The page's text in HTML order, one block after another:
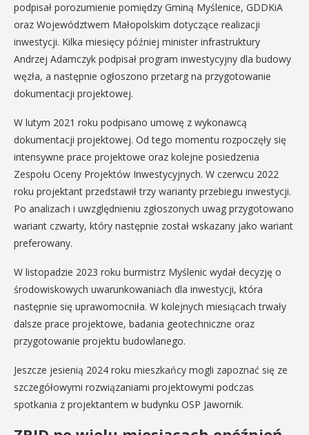
podpisał porozumienie pomiędzy Gminą Myślenice, GDDKiA
oraz Województwem Małopolskim dotyczące realizacji
inwestycji. Kilka miesięcy później minister infrastruktury
Andrzej Adamczyk podpisał program inwestycyjny dla budowy
węzła, a następnie ogłoszono przetarg na przygotowanie
dokumentacji projektowej.
W lutym 2021 roku podpisano umowę z wykonawcą
dokumentacji projektowej. Od tego momentu rozpoczęły się
intensywne prace projektowe oraz kolejne posiedzenia
Zespołu Oceny Projektów Inwestycyjnych. W czerwcu 2022
roku projektant przedstawił trzy warianty przebiegu inwestycji.
Po analizach i uwzględnieniu zgłoszonych uwag przygotowano
wariant czwarty, który następnie został wskazany jako wariant
preferowany.
W listopadzie 2023 roku burmistrz Myślenic wydał decyzję o
środowiskowych uwarunkowaniach dla inwestycji, która
następnie się uprawomocniła. W kolejnych miesiącach trwały
dalsze prace projektowe, badania geotechniczne oraz
przygotowanie projektu budowlanego.
Jeszcze jesienią 2024 roku mieszkańcy mogli zapoznać się ze
szczegółowymi rozwiązaniami projektowymi podczas
spotkania z projektantem w budynku OSP Jawornik.